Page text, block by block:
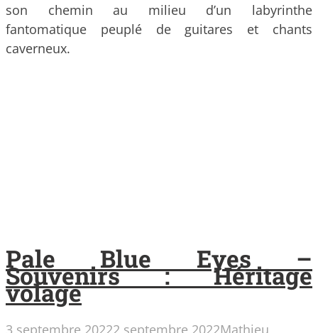
son chemin au milieu d’un labyrinthe
fantomatique peuplé de guitares et chants
caverneux.
Pale Blue Eyes –
Souvenirs : Héritage
volage